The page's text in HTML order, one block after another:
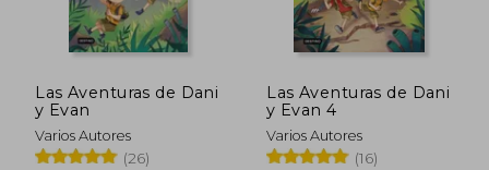
40%
dcto.
45%
dcto.
Las Aventuras de Dani
y Evan
Varios Autores
(26)
Las Aventuras de Dani
y Evan 4
Varios Autores
(16)